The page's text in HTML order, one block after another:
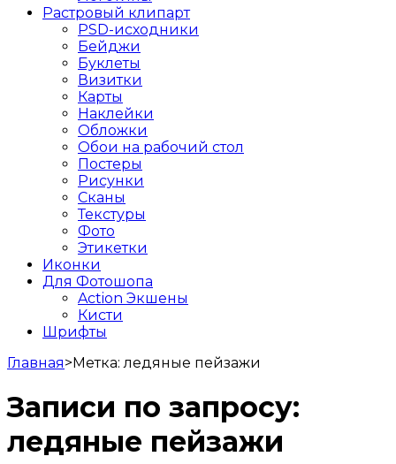
Растровый клипарт
PSD-исходники
Бейджи
Буклеты
Визитки
Карты
Наклейки
Обложки
Обои на рабочий стол
Постеры
Рисунки
Сканы
Текстуры
Фото
Этикетки
Иконки
Для Фотошопа
Action Экшены
Кисти
Шрифты
Главная>Метка:ледяные пейзажи
Записи по запросу:
ледяные пейзажи